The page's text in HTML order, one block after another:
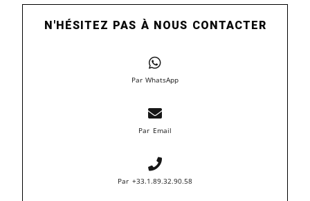
N'HÉSITEZ PAS À NOUS CONTACTER
Par WhatsApp
Par Email
Par +33.1.89.32.90.58